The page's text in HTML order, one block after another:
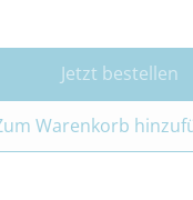
Jetzt bestellen
Warenkorb